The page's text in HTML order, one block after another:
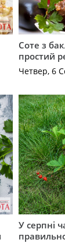
Соте з
простий
Четвер, 6
У серпні